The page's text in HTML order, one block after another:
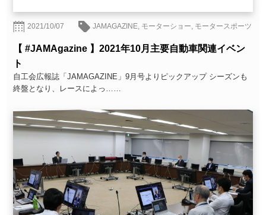
2021/10/07 JAMAGAZINE モーターショー モータースポーツ
【 #JAMAgazine 】2021年10月主要自動車関連イベン
ト
自工会広報誌「JAMAGAZINE」9月号よりピックアップ シーズンも
終盤となり、レースによっ……